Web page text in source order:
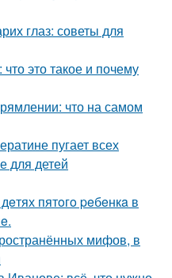
глаз: советы для
это такое и почему
что на самом
пугает всех
для детей
пятoгo peбeнкa в
мифов, в